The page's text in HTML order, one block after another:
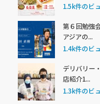
1.5k件のビ
第６回勉強
アジアの...
1.4k件のビ
デリバリー
店紹介1...
1.3k件のビ